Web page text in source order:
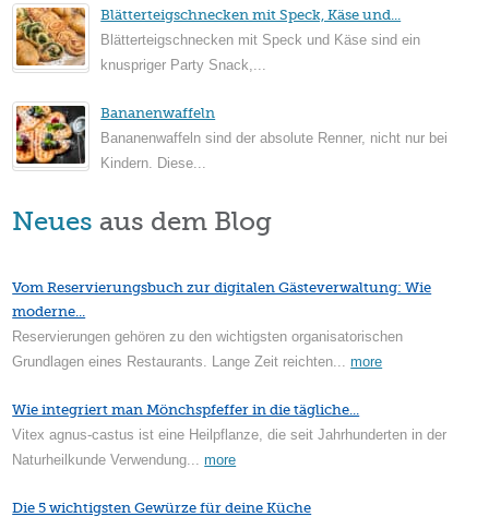
Blätterteigschnecken mit Speck, Käse und...
Blätterteigschnecken mit Speck und Käse sind ein
knuspriger Party Snack,...
Bananenwaffeln
Bananenwaffeln sind der absolute Renner, nicht nur bei
Kindern. Diese...
Neues aus dem Blog
Vom Reservierungsbuch zur digitalen Gästeverwaltung: Wie
moderne...
Reservierungen gehören zu den wichtigsten organisatorischen
Grundlagen eines Restaurants. Lange Zeit reichten...more
Wie integriert man Mönchspfeffer in die tägliche...
Vitex agnus-castus ist eine Heilpflanze, die seit Jahrhunderten in der
Naturheilkunde Verwendung...more
Die 5 wichtigsten Gewürze für deine Küche